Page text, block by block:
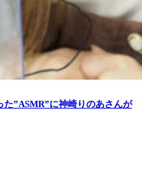
”ASMR”に神崎りのあさんが